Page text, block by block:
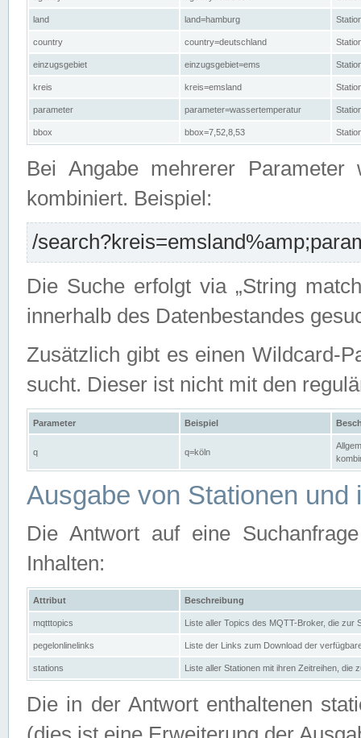
land land=hamburg
country country=deutschland
einzugsgebiet einzugsgebiet=ems
kreis kreis=emsland
parameter parameter=wassertemperatur
bbox bbox=7,52,8,53
Bei Angabe mehrerer Parameter
kombiniert. Beispiel:
/
Die Suche erfolgt via „String
innerhalb des Datenbestandes
Zusätzlich gibt es einen Wildcard-
sucht. Dieser ist nicht mit den
Parameter Beispiel
q q=köln
Ausgabe von Stationen und
Die Antwort auf eine
Inhalten:
Attribut Beschreibung
mqtttopics Liste aller Topics des MQTT-Broker, die zur
pegelonlinelinks Liste der Links zum Download der
stations Liste aller Stationen mit ihren Zeitreihen, die
Die in der Antwort enthaltenen